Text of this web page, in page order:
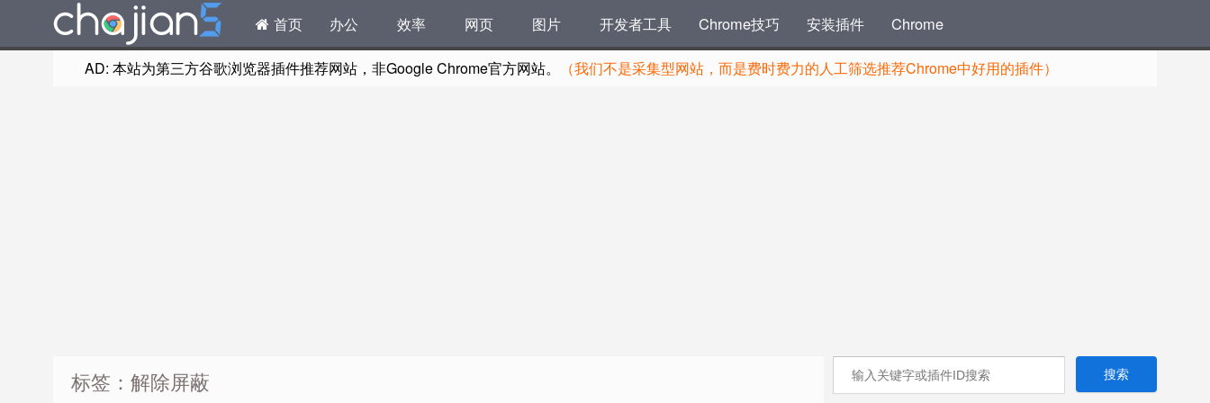
首页 办公 效率 网页 图片 开发者工具 Chrome技巧 安装插件 Chrome
AD: 本站为第三方谷歌浏览器插件推荐网站，非Google Chrome官方网站。 （我们不是采集型网站，而是费时费力的人工筛选推荐Chrome中好用的插件）
标签：解除屏蔽